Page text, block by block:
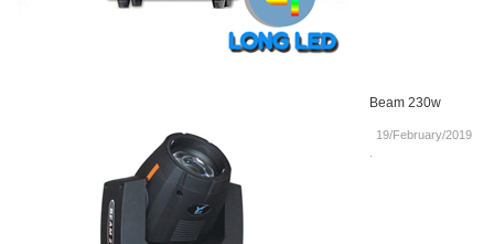
Beam 230w
19/February/2019